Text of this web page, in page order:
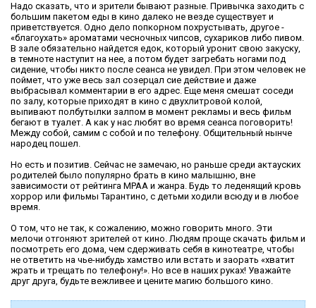
Надо сказать, что и зрители бывают разные. Привычка заходить с
большим пакетом еды в кино далеко не везде существует и
приветствуется. Одно дело попкорном похрустывать, другое -
«благоухать» ароматами чесночных чипсов, сухариков либо пивом.
В зале обязательно найдется едок, который уронит свою закуску,
в темноте наступит на нее, а потом будет загребать ногами под
сидение, чтобы никто после сеанса не увидел. При этом человек не
поймет, что уже весь зал созерцал сие действие и даже
выбрасывал комментарии в его адрес. Еще меня смешат соседи
по залу, которые приходят в кино с двухлитровой колой,
выпивают полбутылки залпом в момент рекламы и весь фильм
бегают в туалет. А как у нас любят во время сеанса поговорить!
Между собой, самим с собой и по телефону. Общительный нынче
народец пошел.
Но есть и позитив. Сейчас не замечаю, но раньше среди актауских
родителей было популярно брать в кино малышню, вне
зависимости от рейтинга MPAA и жанра. Будь то леденящий кровь
хоррор или фильмы Тарантино, с детьми ходили всюду и в любое
время.
О том, что не так, к сожалению, можно говорить много. Эти
мелочи отгоняют зрителей от кино. Людям проще скачать фильм и
посмотреть его дома, чем сдерживать себя в кинотеатре, чтобы
не ответить на чье-нибудь хамство или встать и заорать «хватит
жрать и трещать по телефону!». Но все в наших руках! Уважайте
друг друга, будьте вежливее и цените магию большого кино.